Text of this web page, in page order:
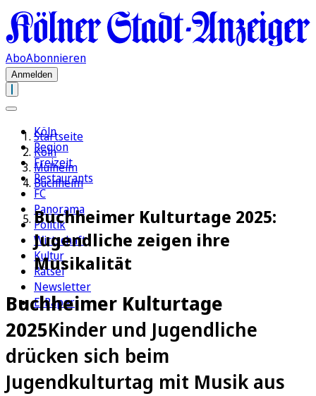
AboAbonnieren
Anmelden
Köln
Region
Freizeit
Restaurants
FC
Panorama
Politik
Wirtschaft
Kultur
Rätsel
Newsletter
E-Paper
Startseite
Köln
Mülheim
Buchheim
Buchheimer Kulturtage 2025:
Jugendliche zeigen ihre
Musikalität
Buchheimer Kulturtage
2025Kinder und Jugendliche
drücken sich beim
Jugendkulturtag mit Musik aus